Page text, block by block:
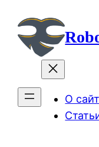
содержимому
О